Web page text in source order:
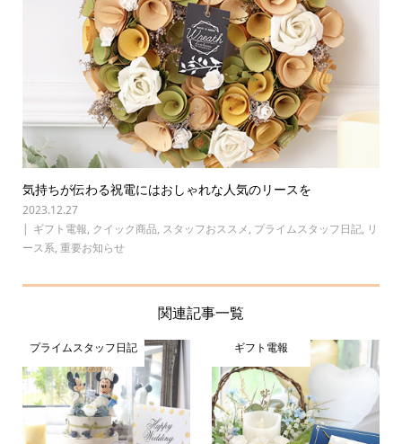
気持ちが伝わる祝電にはおしゃれな人気のリースを
2023.12.27
ギフト電報, クイック商品, スタッフおススメ, プライムスタッフ日記, リ
ース系, 重要お知らせ
関連記事一覧
プライムスタッフ日記 ギフト電報